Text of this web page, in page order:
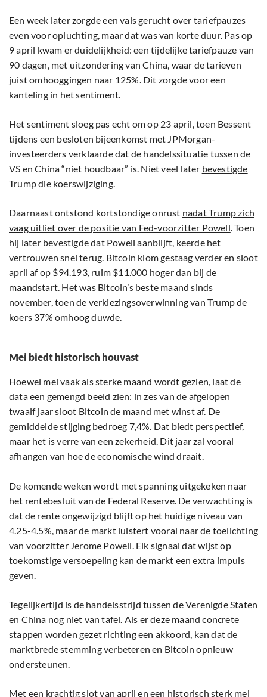
Een week later zorgde een vals gerucht over tariefpauzes
even voor opluchting, maar dat was van korte duur. Pas op
9 april kwam er duidelijkheid: een tijdelijke tariefpauze van
90 dagen, met uitzondering van China, waar de tarieven
juist omhooggingen naar 125%. Dit zorgde voor een
kanteling in het sentiment.
Het sentiment sloeg pas echt om op 23 april, toen Bessent
tijdens een besloten bijeenkomst met JPMorgan-
investeerders verklaarde dat de handelssituatie tussen de
VS en China “niet houdbaar” is. Niet veel later bevestigde
Trump die koerswijziging.
Daarnaast ontstond kortstondige onrust nadat Trump zich
vaag uitliet over de positie van Fed-voorzitter Powell. Toen
hij later bevestigde dat Powell aanblijft, keerde het
vertrouwen snel terug. Bitcoin klom gestaag verder en sloot
april af op $94.193, ruim $11.000 hoger dan bij de
maandstart. Het was Bitcoin’s beste maand sinds
november, toen de verkiezingsoverwinning van Trump de
koers 37% omhoog duwde.
Mei biedt historisch houvast
Hoewel mei vaak als sterke maand wordt gezien, laat de
dataeen gemengd beeld zien: in zes van de afgelopen
twaalf jaar sloot Bitcoin de maand met winst af. De
gemiddelde stijging bedroeg 7,4%. Dat biedt perspectief,
maar het is verre van een zekerheid. Dit jaar zal vooral
afhangen van hoe de economische wind draait.
De komende weken wordt met spanning uitgekeken naar
het rentebesluit van de Federal Reserve. De verwachting is
dat de rente ongewijzigd blijft op het huidige niveau van
4.25-4.5%, maar de markt luistert vooral naar de toelichting
van voorzitter Jerome Powell. Elk signaal dat wijst op
toekomstige versoepeling kan de markt een extra impuls
geven.
Tegelijkertijd is de handelsstrijd tussen de Verenigde Staten
en China nog niet van tafel. Als er deze maand concrete
stappen worden gezet richting een akkoord, kan dat de
marktbrede stemming verbeteren en Bitcoin opnieuw
ondersteunen.
Met een krachtig slot van april en een historisch sterk mei